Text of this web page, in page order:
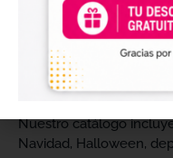
Comprar diseños
profesionales que
catálogo y ofrecer más
clientes. Podrás
temáticas, temporadas
Nuestro catálogo
Navidad, Halloween,